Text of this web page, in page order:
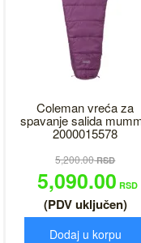
Coleman vreća za
spavanje salida
2000015578
5,200.00RSD
5,090.00 RSD
(PDV uključen)
Dodaj u korpu